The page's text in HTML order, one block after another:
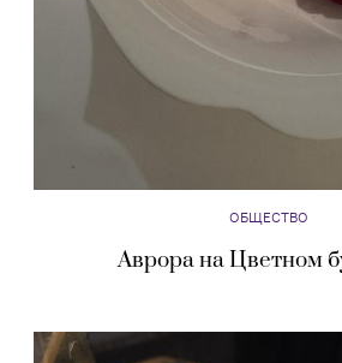
ОБЩЕСТВО
Аврора на Цветном